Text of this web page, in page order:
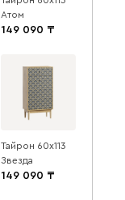
Атом
149 090
Тайрон 60x113
Звезда ​
149 090